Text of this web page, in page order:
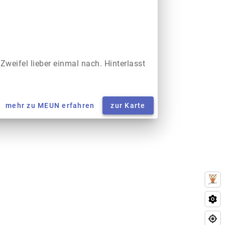
lieber einmal nach. Hinterlasst
mehr zu MEUN erfahren zur Karte